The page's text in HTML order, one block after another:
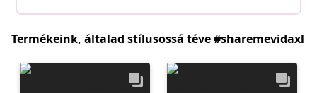
Termékeink, általad stílusossá téve #sharemevidaxl